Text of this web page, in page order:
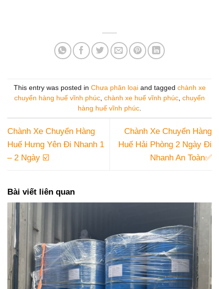
This entry was posted in Chưa phân loạiand tagged chành xe
chuyển hàng huế vĩnh phúc chành xe huế vĩnh phúc chuyển
hàng huế vĩnh phúc
Chành Xe Chuyển Hàng
Huế Hưng Yên Đi Nhanh 1
– 2 Ngày ☑️
Chành Xe Chuyển Hàng
Huế Hải Phòng 2 Ngày Đi
Nhanh An Toàn✅
Bài viết liên quan